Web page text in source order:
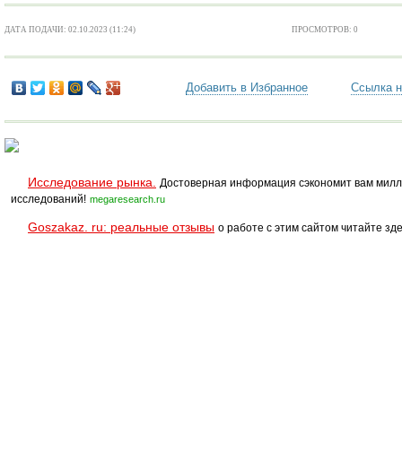
ДАТА ПОДАЧИ: 02.10.2023 (11:24) ПРОСМОТРОВ: 0
Добавить в Избранное Ссылка
Исследование рынка.
Достоверная информация сэкономит вам
исследований! megaresearch.ru
Goszakaz. ru: реальные отзывы о работе с этим сайтом читайте